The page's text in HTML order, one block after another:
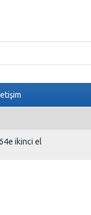
ikinci el